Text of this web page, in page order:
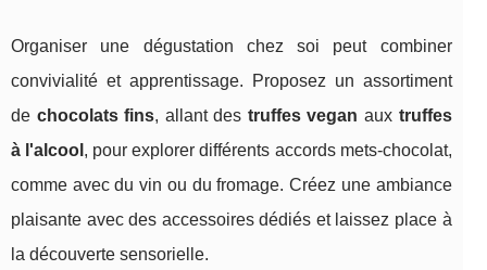
Organiser une dégustation chez soi peut combiner
convivialité et apprentissage. Proposez un assortiment
de chocolats fins, allant des truffes vegan aux truffes
à l'alcool , pour explorer différents accords mets-chocolat,
comme avec du vin ou du fromage. Créez une ambiance
plaisante avec des accessoires dédiés et laissez place à
la découverte sensorielle.